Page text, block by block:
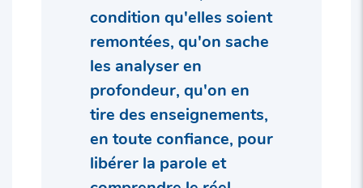
condition qu'elles soient
remontées, qu'on sache
les analyser en
profondeur, qu'on en
tire des enseignements,
en toute confiance, pour
libérer la parole et